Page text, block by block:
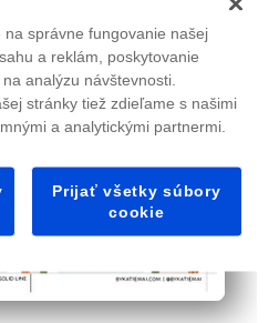
a vyplniť - nie je potrebná
napísanie zmysluplných a
hodnú fotografiu, ktorú si váš
atramentové šetrí papier a čas
správne fungovanie našej
a reklám, poskytovanie
analýzu návštevnosti.
stránky tiež zdieľame s našimi
a analytickými partnermi.
Prijať všetky súbory
cookie